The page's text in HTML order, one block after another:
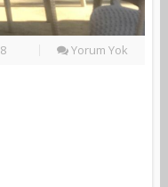
Yorum Yok